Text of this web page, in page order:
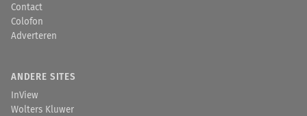
Contact
Colofon
Adverteren
ANDERE SITES
InView
Wolters Kluwer